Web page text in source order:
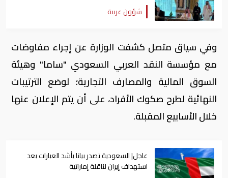
شؤون عربية
وفي سياق متصل كشفت الوزارة عن إجراء مفاوضات
مع مؤسسة النقد العربي السعودي "ساما" وهيئة
السوق المالية والمصارف التجارية؛ لوضع الترتيبات
النهائية لطرح صكوك الأفراد، على أن يتم الإعلان عنها
خلال الأسابيع المقبلة.
عاجل| السعودية تصدر بيانا بأشد العبارات بعد
استهداف إيران لناقلة إماراتية